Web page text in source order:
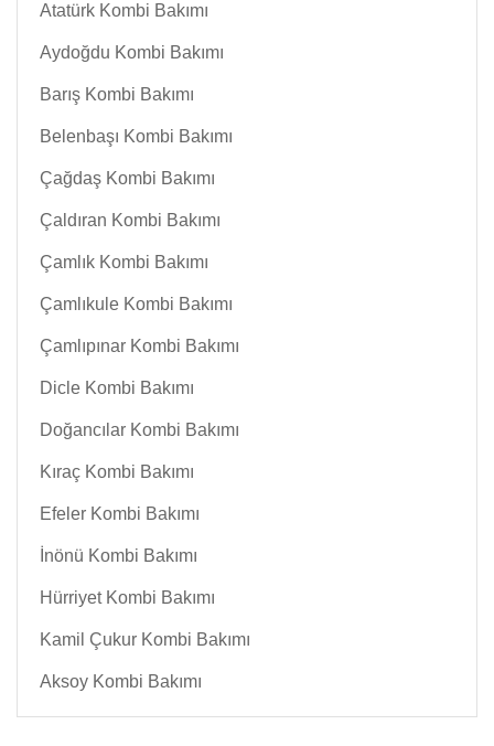
Atatürk Kombi Bakımı
Aydoğdu Kombi Bakımı
Barış Kombi Bakımı
Belenbaşı Kombi Bakımı
Çağdaş Kombi Bakımı
Çaldıran Kombi Bakımı
Çamlık Kombi Bakımı
Çamlıkule Kombi Bakımı
Çamlıpınar Kombi Bakımı
Dicle Kombi Bakımı
Doğancılar Kombi Bakımı
Kıraç Kombi Bakımı
Efeler Kombi Bakımı
İnönü Kombi Bakımı
Hürriyet Kombi Bakımı
Kamil Çukur Kombi Bakımı
Aksoy Kombi Bakımı